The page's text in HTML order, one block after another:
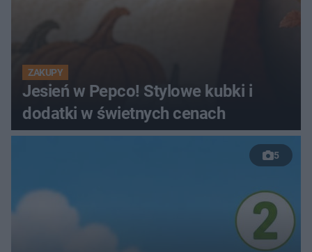
ZAKUPY
Jesień w Pepco! Stylowe kubki i
dodatki w świetnych cenach
5